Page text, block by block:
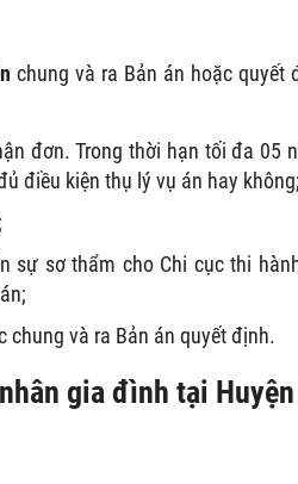
chung và ra Bản án hoặc quyết
đơn. Trong thời hạn tối đa 05
điều kiện thụ lý vụ án hay
sự sơ thẩm cho Chi cục thi
chung và ra Bản án quyết định.
gia đình tại Huyện